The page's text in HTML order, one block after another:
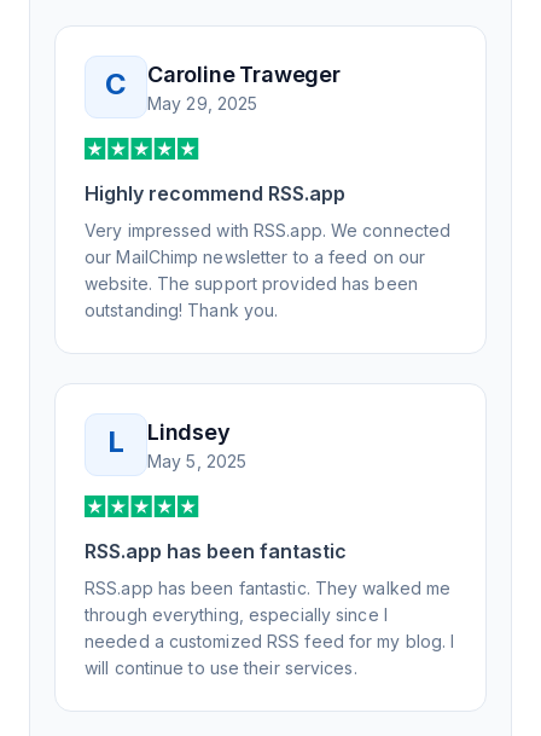
day, but I spoke to someone who was
knowledgeable, kind, and clearly wanted to
understand the issue. It has been a few
weeks, but after many revisions and direct
support, all of my release notes are in a way
that my users understand and find value in.
Honestly, it has been an exceptional
know to RSS.app for their RSS needs.
C Caroline Traweger
May 29, 2025
Highly recommend RSS.app
Very impressed with RSS.app. We connected
our MailChimp newsletter to a feed on our
website. The support provided has been
outstanding! Thank you.
L Lindsey
May 5, 2025
RSS.app has been fantastic
RSS.app has been fantastic. They walked me
through everything, especially since I
needed a customized RSS feed for my blog. I
will continue to use their services.